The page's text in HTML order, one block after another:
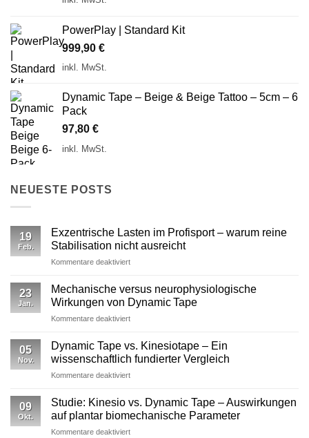
PowerPlay | Standard Kit
999,90 €
inkl. MwSt.
Dynamic Tape – Beige & Beige Tattoo – 5cm – 6
Pack
97,80 €
inkl. MwSt.
NEUESTE POSTS
19
Feb.
Exzentrische Lasten im Profisport – warum reine
Stabilisation nicht ausreicht
Kommentare deaktiviertfür
im
Profisport
–
reine
Stabilisation
ausreicht
23
Jan.
Mechanische versus neurophysiologische
Wirkungen von Dynamic Tape
Kommentare deaktiviertfür
versus
neurophysiologische
Wirkungen
von
05
Nov.
Dynamic Tape vs. Kinesiotape – Ein
wissenschaftlich fundierter Vergleich
Kommentare deaktiviertfür
Tape
Kinesiotape
–
09
Okt.
Studie: Kinesio vs. Dynamic Tape – Auswirkungen
auf plantar biomechanische Parameter
Kommentare deaktiviertfür